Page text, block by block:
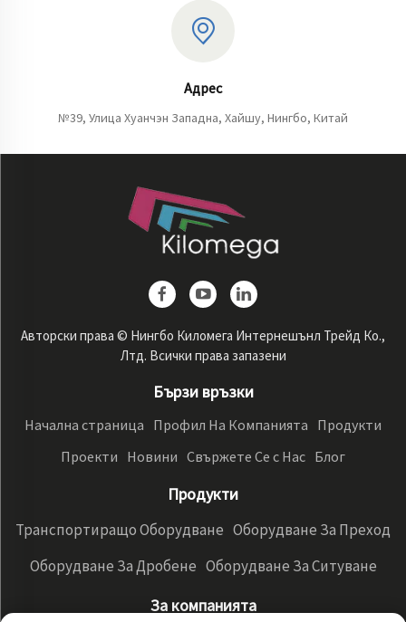
Адрес
№39, Улица Хуанчэн Западна, Хайшу, Нингбо, Китай
Авторски права © Нингбо Киломега Интернешънл Трейд Ко.,
Лтд. Всички права запазени
Бързи връзки
Начална страница Профил На Компанията Продукти
Проекти Новини Свържете Се с Нас Блог
Продукти
Транспортиращо Оборудване Оборудване За Преход
Оборудване За Дробене Оборудване За Ситуване
За компанията